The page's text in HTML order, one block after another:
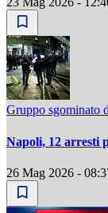
Gruppo sgominato
Napoli, 12 arresti
26 Mag 2026 -